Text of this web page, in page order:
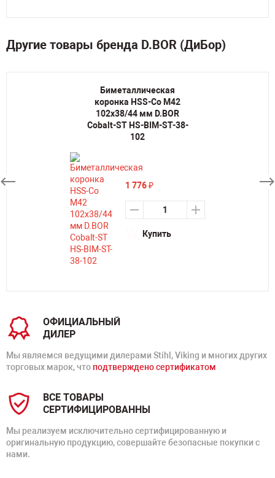
Другие товары бренда D.BOR (ДиБор)
Биметаллическая
коронка HSS-Co M42
102х38/44 мм D.BOR
Cobalt-ST HS-BIM-ST-38-
102
1 776₽
Купить
ОФИЦИАЛЬНЫЙ
ДИЛЕР
Мы являемся ведущими дилерами Stihl, Viking и многих других
торговых марок, что подтверждено сертификатом
ВСЕ ТОВАРЫ
СЕРТИФИЦИРОВАННЫ
Мы реализуем исключительно сертифицированную и
оригинальную продукцию, совершайте безопасные покупки с
нами.